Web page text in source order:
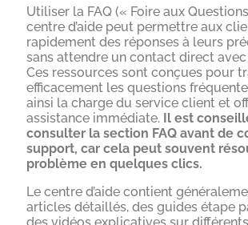
Utiliser la FAQ (« Foire aux
centre d’aide peut permettre aux
rapidement des réponses à leurs
sans attendre un contact direct
Ces ressources sont conçues pour
efficacement les questions
ainsi la charge du service client et
assistance immédiate. Il est
consulter la section FAQ avant de
support, car cela peut souvent
problème en quelques clics.
Le centre d’aide contient
articles détaillés, des guides étape